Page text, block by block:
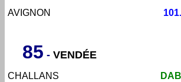
AVIGNON
85 - VENDÉE
CHALLANS